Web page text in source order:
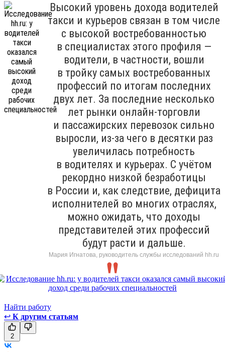
Высокий уровень дохода водителей
такси и курьеров связан в том числе
с высокой востребованностью
в специалистах этого профиля —
водители, в частности, вошли
в тройку самых востребованных
профессий по итогам последних
двух лет. За последние несколько
лет рынки онлайн-торговли
и пассажирских перевозок сильно
выросли, из-за чего в десятки раз
увеличилась потребность
в водителях и курьерах. С учётом
рекордно низкой безработицы
в России и, как следствие, дефицита
исполнителей во многих отраслях,
можно ожидать, что доходы
представителей этих профессий
будут расти и дальше.
Мария Игнатова, руководитель службы исследований hh.ru
Найти работу
↩ К другим статьям
2